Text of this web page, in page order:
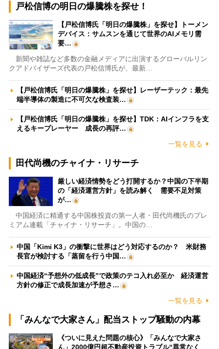
戸松信博の明日の爆騰株を探せ！
【戸松信博氏「明日の爆騰株」を探せ】トーメン
デバイス：サムスンを通じて世界のAIメモリ需
要…
新聞や雑誌など多数の金融メディアに出演するグローバルリン
クアドバイザーズ代表の戸松信博氏が、最新…
【戸松信博氏「明日の爆騰株」を探せ】レーザーテック：最先
端半導体の製造に不可欠な検査装…
【戸松信博氏「明日の爆騰株」を探せ】TDK：AIインフラを支
えるキープレーヤー 成長の再評…
一覧を見る
田代尚機のチャイナ・リサーチ
厳しい経済情勢をどう打開するか？中国の下半期
の「経済運営方針」を読み解く 需要不足対策
が…
中国経済に精通する中国株投資の第一人者・田代尚機氏のプレ
ミアム連載「チャイナ・リサーチ」。中国の…
中国「Kimi K3」の衝撃に世界はどう対応するのか？ 米財務
長官が検討する「蒸留を行う中国…
中国経済“予想外の低成長”で政策のテコ入れ必至か 経済運営
方針の修正で成長加速が予想さ…
一覧を見る
「みんなで大家さん」配当ストップ騒動の内幕
《ついに見えた問題の核心》「みんなで大家さ
ん」2000億円超不動産投資トラブル“異常なく